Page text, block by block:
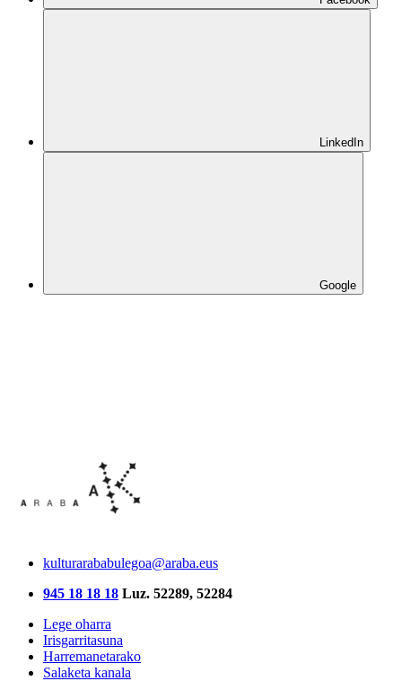
LinkedIn
Google
kulturarababulegoa@araba.eus
945 18 18 18 Luz. 52289, 52284
Lege oharra
Irisgarritasuna
Harremanetarako
Salaketa kanala